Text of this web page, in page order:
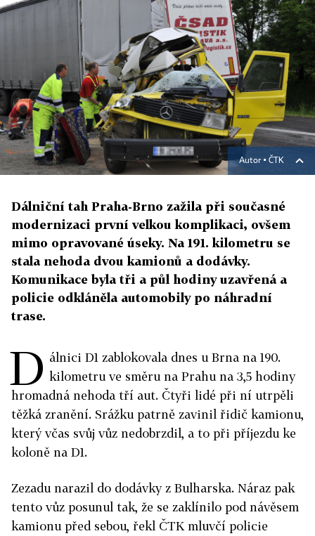
Autor ▪ ČTK
Dálniční tah Praha-Brno zažila při současné
modernizaci první velkou komplikaci, ovšem
mimo opravované úseky. Na 191. kilometru se
stala nehoda dvou kamionů a dodávky.
Komunikace byla tři a půl hodiny uzavřená a
policie odkláněla automobily po náhradní
trase.
D álnici D1 zablokovala dnes u Brna na 190.
kilometru ve směru na Prahu na 3,5 hodiny
hromadná nehoda tří aut. Čtyři lidé při ní utrpěli
těžká zranění. Srážku patrně zavinil řidič kamionu,
který včas svůj vůz nedobrzdil, a to při příjezdu ke
koloně na D1.
Zezadu narazil do dodávky z Bulharska. Náraz pak
tento vůz posunul tak, že se zaklínilo pod návěsem
kamionu před sebou, řekl ČTK mluvčí policie